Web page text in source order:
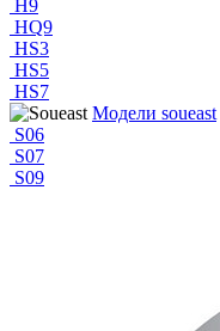
H9
HQ9
HS3
HS5
HS7
Модели soueast
S06
S07
S09